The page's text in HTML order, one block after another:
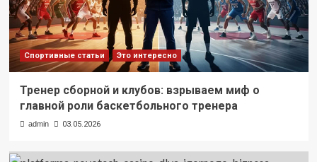
Спортивные статьи Это интересно
Тренер сборной и клубов: взрываем миф о
главной роли баскетбольного тренера
admin 03.05.2026